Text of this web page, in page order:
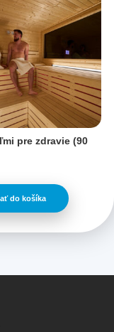
pre zdravie (90
do košíka